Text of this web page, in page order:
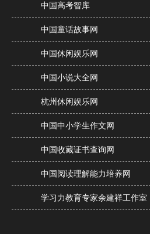
中国高考智库
中国童话故事网
中国休闲娱乐网
中国小说大全网
杭州休闲娱乐网
中国中小学生作文网
中国收藏证书查询网
中国阅读理解能力培养网
学习力教育专家余建祥工作室